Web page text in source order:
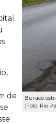
Buraco
(Foto: Rio
de